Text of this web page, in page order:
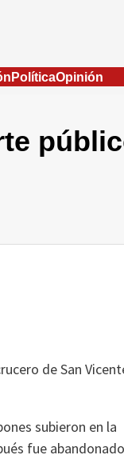
PolíticaOpinión
de San
subieron en la
fue abandonado